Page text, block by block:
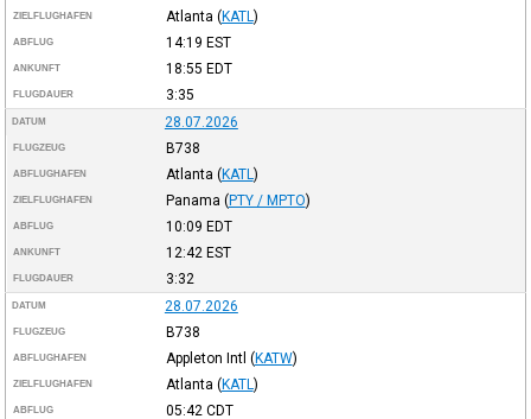
ZIELFLUGHAFEN Atlanta (KATL )
ABFLUG 14:19 EST
ANKUNFT 18:55 EDT
FLUGDAUER 3:35
DATUM 28.07.2026
FLUGZEUG B738
ABFLUGHAFEN Atlanta (KATL )
ZIELFLUGHAFEN Panama (PTY / MPTO)
ABFLUG 10:09 EDT
ANKUNFT 12:42 EST
FLUGDAUER 3:32
DATUM 28.07.2026
FLUGZEUG B738
ABFLUGHAFEN Appleton Intl (KATW)
ZIELFLUGHAFEN Atlanta (KATL )
ABFLUG 05:42 CDT